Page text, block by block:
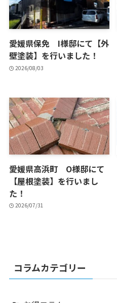
愛媛県保免 I様邸にて【外
壁塗装】を行いました！
2026/08/03
愛媛県高浜町 O様邸にて
【屋根塗装】を行いまし
た！
2026/07/31
コラムカテゴリー